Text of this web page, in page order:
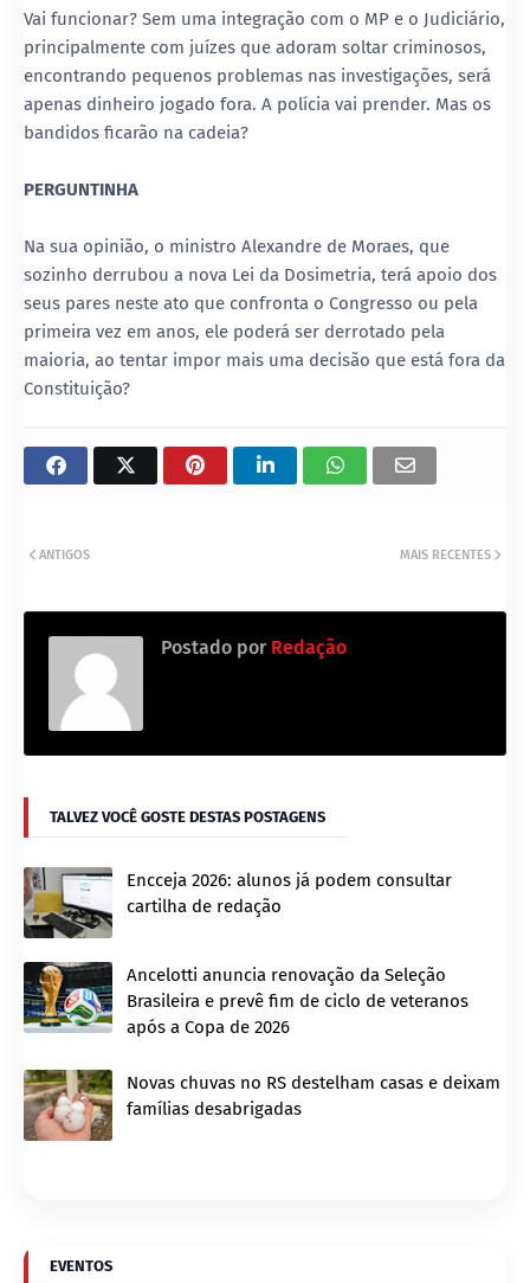
Vai funcionar? Sem uma integração com o MP e o Judiciário,
principalmente com juízes que adoram soltar criminosos,
encontrando pequenos problemas nas investigações, será
apenas dinheiro jogado fora. A polícia vai prender. Mas os
bandidos ficarão na cadeia?
PERGUNTINHA
Na sua opinião, o ministro Alexandre de Moraes, que
sozinho derrubou a nova Lei da Dosimetria, terá apoio dos
seus pares neste ato que confronta o Congresso ou pela
primeira vez em anos, ele poderá ser derrotado pela
maioria, ao tentar impor mais uma decisão que está fora da
Constituição?
MAIS RECENTES
ANTIGOS
Postado por Redação
TALVEZ VOCÊ GOSTE DESTAS POSTAGENS
Encceja 2026: alunos já podem consultar
cartilha de redação
Ancelotti anuncia renovação da Seleção
Brasileira e prevê fim de ciclo de veteranos
após a Copa de 2026
Novas chuvas no RS destelham casas e deixam
famílias desabrigadas
EVENTOS